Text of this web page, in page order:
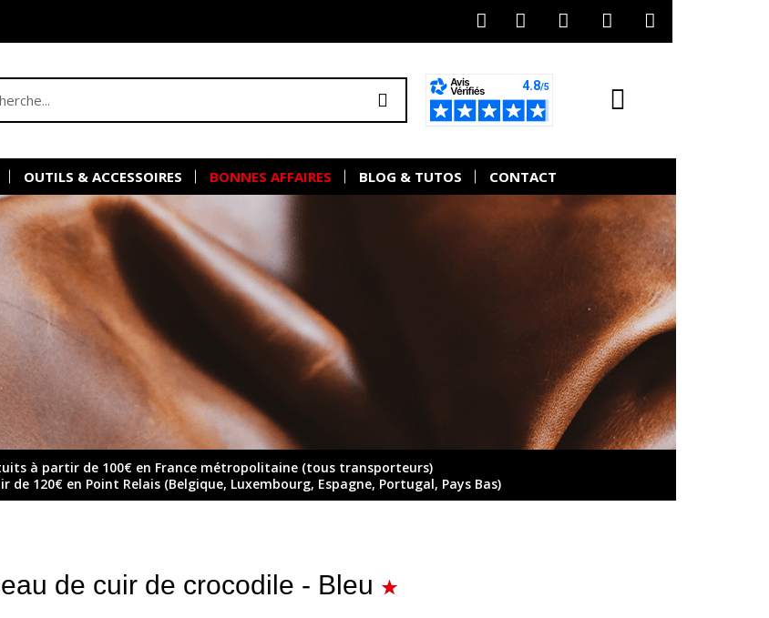
OUTILS & ACCESSOIRES BONNES AFFAIRES BLOG & TUTOS CONTACT
à partir de 100€ en France métropolitaine (tous transporteurs)
120€ en Point Relais (Belgique, Luxembourg, Espagne, Portugal, Pays Bas)
de cuir de crocodile - Bleu